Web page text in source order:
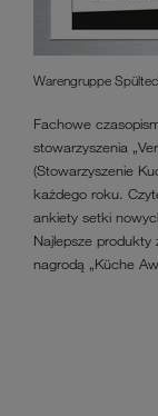
Warengruppe
Fachowe
stowarzyszenia
(Stowarzyszenie
każdego roku.
ankiety setki
Najlepsze produkty
nagrodą „Küche